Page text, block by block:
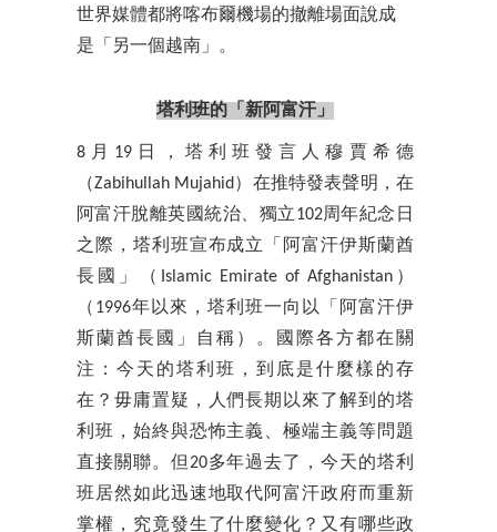
世界媒體都將喀布爾機場的撤離場面說成
是「另一個越南」。
塔利班的「新阿富汗」
8月19日，塔利班發言人穆賈希德
（Zabihullah Mujahid）在推特發表聲明，在
阿富汗脫離英國統治、獨立102周年紀念日
之際，塔利班宣布成立「阿富汗伊斯蘭酋
長國」（Islamic Emirate of Afghanistan）
（1996年以來，塔利班一向以「阿富汗伊
斯蘭酋長國」自稱）。國際各方都在關
注：今天的塔利班，到底是什麼樣的存
在？毋庸置疑，人們長期以來了解到的塔
利班，始終與恐怖主義、極端主義等問題
直接關聯。但20多年過去了，今天的塔利
班居然如此迅速地取代阿富汗政府而重新
掌權，究竟發生了什麼變化？又有哪些政